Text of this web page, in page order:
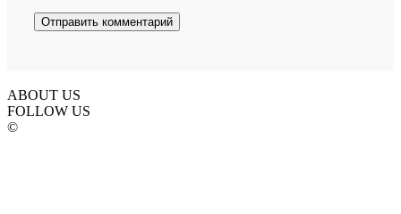
ABOUT US
FOLLOW US
©